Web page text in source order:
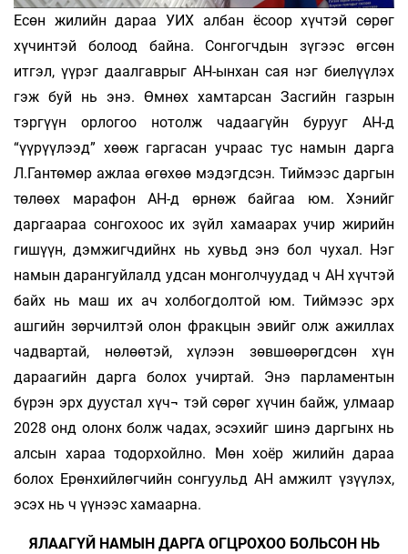
Есөн жилийн дараа УИХ албан ёсоор хүчтэй сөрөг
хүчинтэй болоод байна. Сонгогчдын зүгээс өгсөн
итгэл, үүрэг даалгаврыг АН-ынхан сая нэг биелүүлэх
гэж буй нь энэ. Өмнөх хамтарсан Засгийн газрын
тэргүүн орлогоо нотолж чадаагүйн бурууг АН-д
“үүрүүлээд” хөөж гаргасан учраас тус намын дарга
Л.Гантөмөр ажлаа өгөхөө мэдэгдсэн. Тиймээс даргын
төлөөх марафон АН-д өрнөж байгаа юм. Хэнийг
даргаараа сонгохоос их зүйл хамаарах учир жирийн
гишүүн, дэмжигчдийнх нь хувьд энэ бол чухал. Нэг
намын дарангуйлалд удсан монголчуудад ч АН хүчтэй
байх нь маш их ач холбогдолтой юм. Тиймээс эрх
ашгийн зөрчилтэй олон фракцын эвийг олж ажиллах
чадвартай, нөлөөтэй, хүлээн зөвшөөрөгдсөн хүн
дараагийн дарга болох учиртай. Энэ парламентын
бүрэн эрх дуустал хүч¬ тэй сөрөг хүчин байж, улмаар
2028 онд олонх болж чадах, эсэхийг шинэ даргынх нь
алсын хараа тодорхойлно. Мөн хоёр жилийн дараа
болох Ерөнхийлөгчийн сонгуульд АН амжилт үзүүлэх,
эсэх нь ч үүнээс хамаарна.
ЯЛААГҮЙ НАМЫН ДАРГА ОГЦРОХОО БОЛЬСОН НЬ